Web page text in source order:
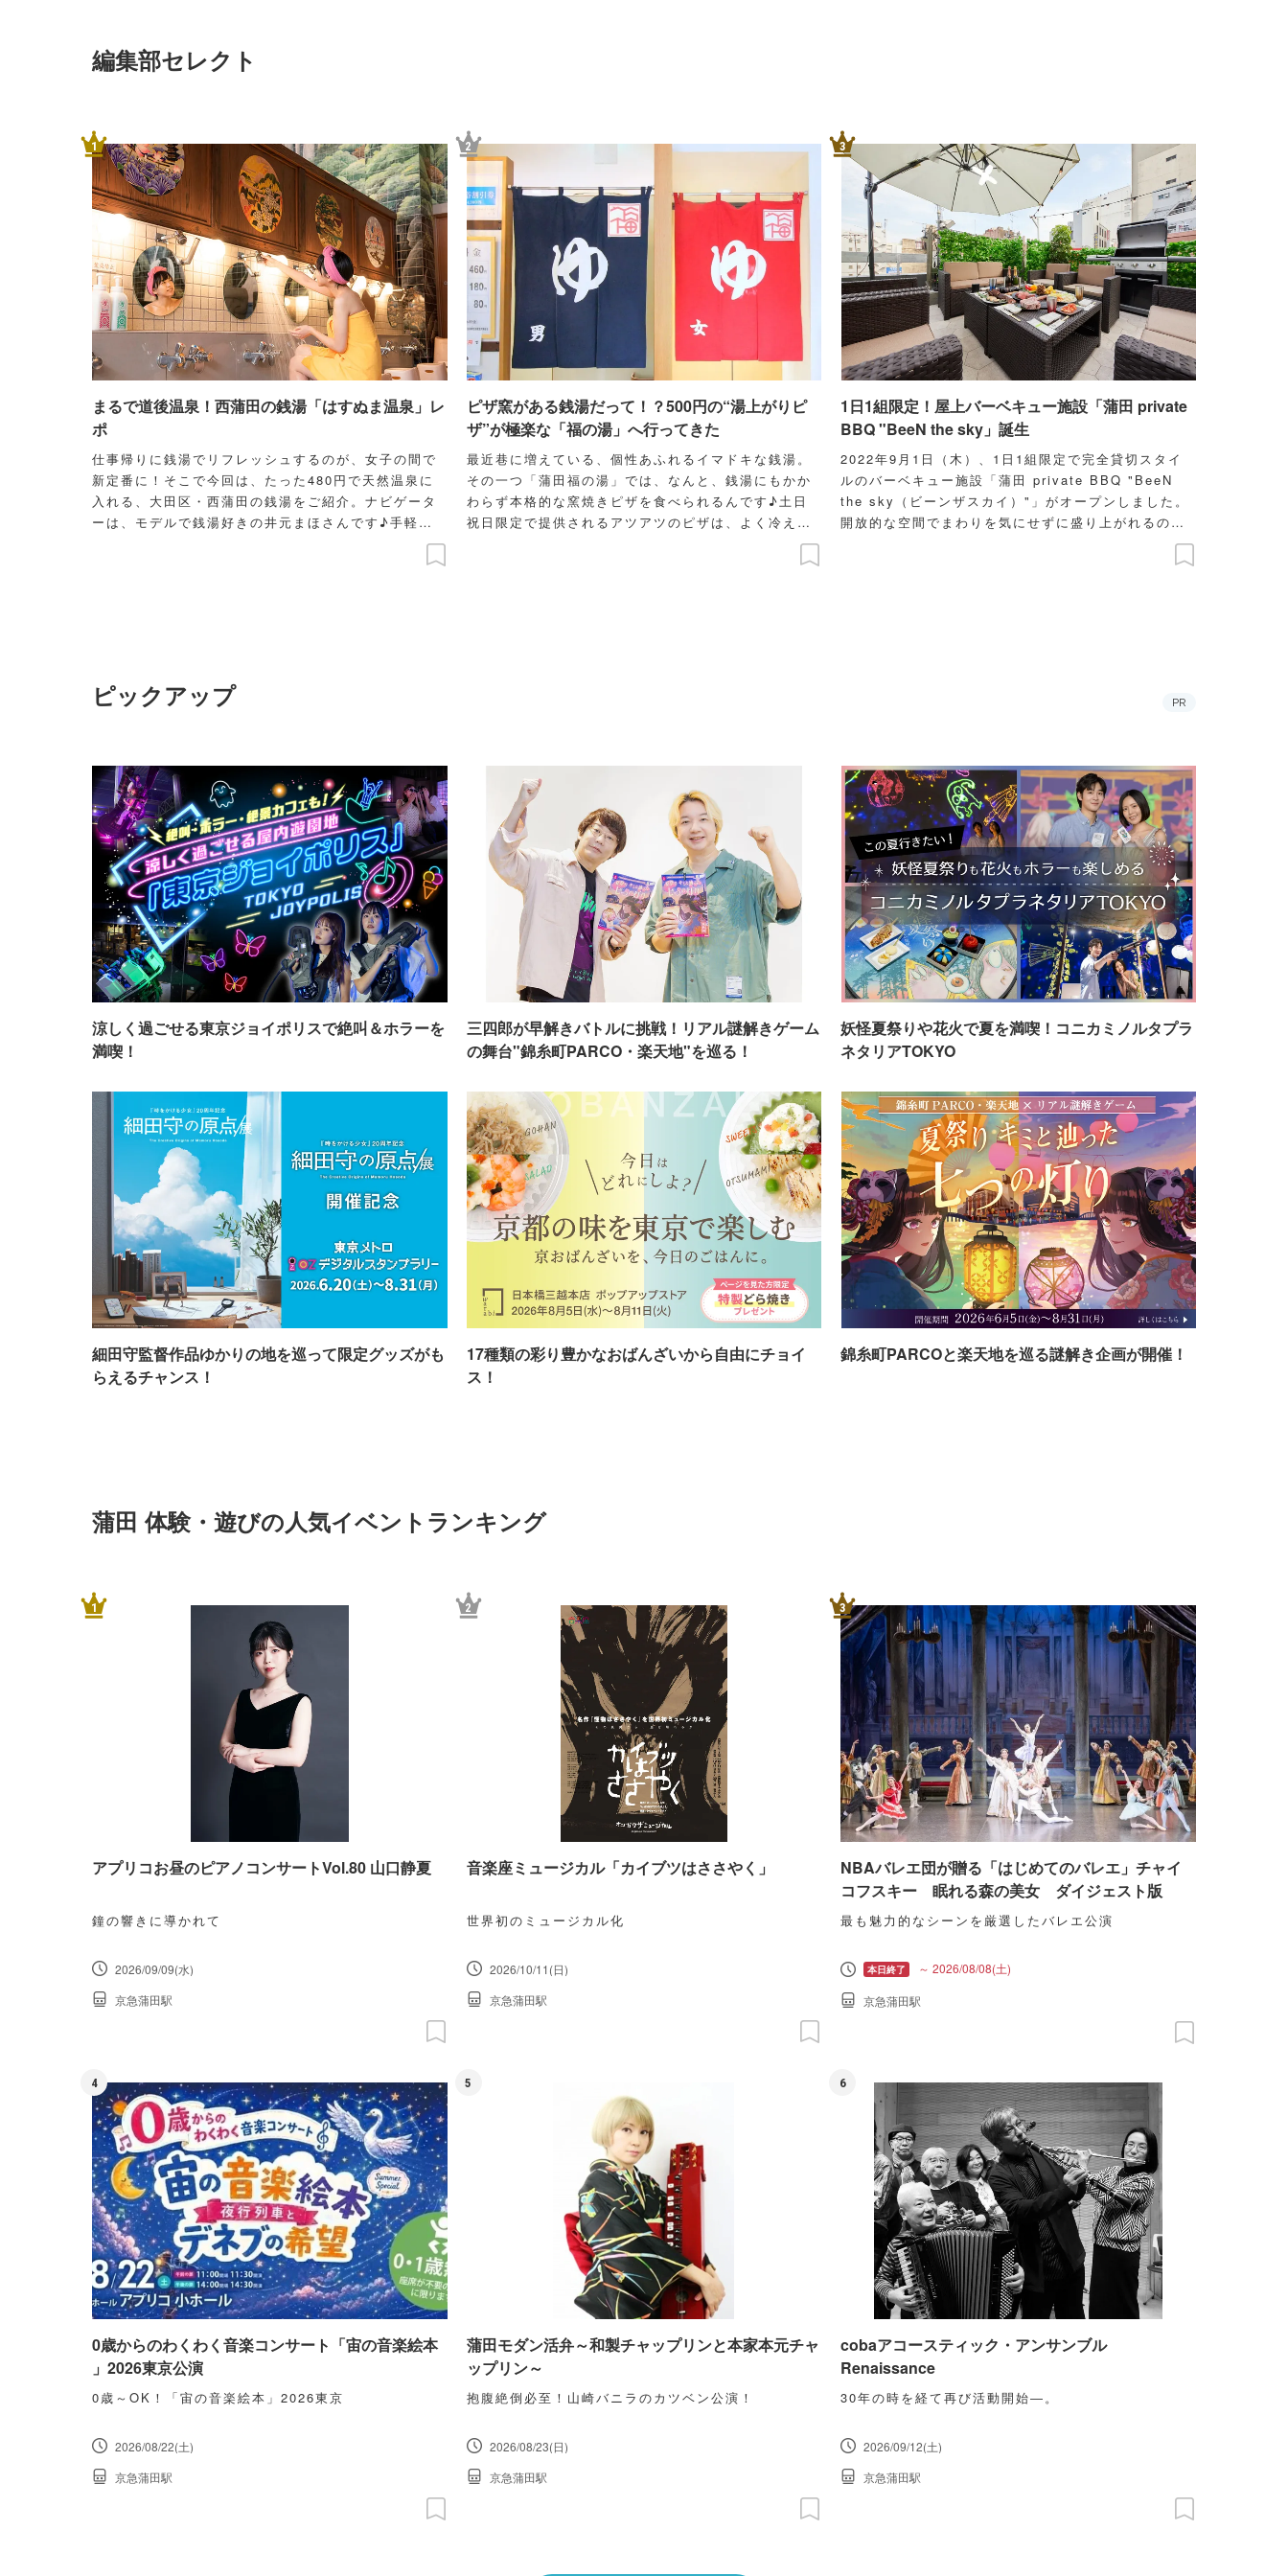
編集部セレクト
1
まるで道後温泉！西蒲田の銭湯「はすぬま温泉」レ
ポ
仕事帰りに銭湯でリフレッシュするのが、女子の間で
新定番に！そこで今回は、たった480円で天然温泉に
入れる、大田区・西蒲田の銭湯をご紹介。ナビゲータ
ーは、モデルで銭湯好きの井元まほさんです♪手軽に
ストレス解消できて美肌づくりにも良しと、実は女子
にとって良いこと尽くめな銭湯へ、ぜひ立ち寄ってみ
2
ピザ窯がある銭湯だって！？500円の“湯上がりピ
ザ”が極楽な「福の湯」へ行ってきた
最近巷に増えている、個性あふれるイマドキな銭湯。
その一つ「蒲田福の湯」では、なんと、銭湯にもかか
わらず本格的な窯焼きピザを食べられるんです♪土日
祝日限定で提供されるアツアツのピザは、よく冷えた
生ビールとの相性もバツグン！ウワサの“湯上がりピ
3
1日1組限定！屋上バーベキュー施設「蒲田 private
BBQ "BeeN the sky」誕生
2022年9月1日（木）、1日1組限定で完全貸切スタイ
ルのバーベキュー施設「蒲田 private BBQ "BeeN
the sky（ビーンザスカイ）"」がオープンしました。
開放的な空間でまわりを気にせずに盛り上がれるのが
うれしい限り。しかも焼肉屋が“本気で作った”という
だけあって、素材にこだわったバーベキュープランを
ピックアップ PR
涼しく過ごせる東京ジョイポリスで絶叫＆ホラーを
満喫！
三四郎が早解きバトルに挑戦！リアル謎解きゲーム
の舞台"錦糸町PARCO・楽天地"を巡る！
妖怪夏祭りや花火で夏を満喫！コニカミノルタプラ
ネタリアTOKYO
細田守監督作品ゆかりの地を巡って限定グッズがも
らえるチャンス！
17種類の彩り豊かなおばんざいから自由にチョイ
ス！
錦糸町PARCOと楽天地を巡る謎解き企画が開催！
蒲田 体験・遊びの人気イベントランキング
1
アプリコお昼のピアノコンサートVol.80 山口静夏
鐘の響きに導かれて
2026/09/09(水)
京急蒲田駅
2
音楽座ミュージカル「カイブツはささやく」
世界初のミュージカル化
2026/10/11(日)
京急蒲田駅
3
NBAバレエ団が贈る「はじめてのバレエ」チャイ
コフスキー 眠れる森の美女 ダイジェスト版
最も魅力的なシーンを厳選したバレエ公演
～ 2026/08/08(土)
京急蒲田駅
4
0歳からのわくわく音楽コンサート「宙の音楽絵本
」2026東京公演
0歳～OK！「宙の音楽絵本」2026東京
2026/08/22(土)
京急蒲田駅
5
蒲田モダン活弁～和製チャップリンと本家本元チャ
ップリン～
抱腹絶倒必至！山崎バニラのカツベン公演！
2026/08/23(日)
京急蒲田駅
6
cobaアコースティック・アンサンブル
Renaissance
30年の時を経て再び活動開始―。
2026/09/12(土)
京急蒲田駅